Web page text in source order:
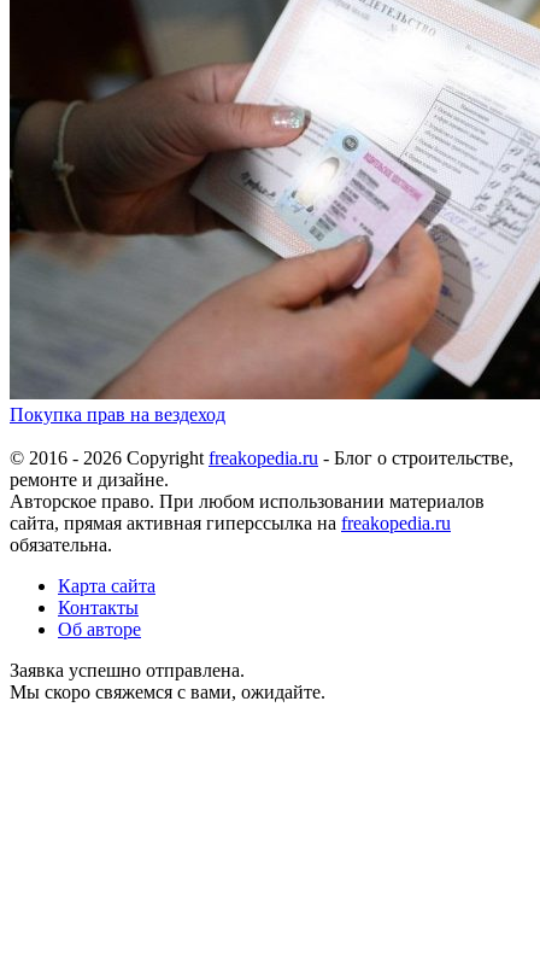
Покупка прав на вездеход
© 2016 - 2026 Copyright freakopedia.ru - Блог о строительстве,
ремонте и дизайне.
Авторское право. При любом использовании материалов
сайта, прямая активная гиперссылка на freakopedia.ru
обязательна.
Карта сайта
Контакты
Об авторе
Заявка успешно отправлена.
Мы скоро свяжемся с вами, ожидайте.